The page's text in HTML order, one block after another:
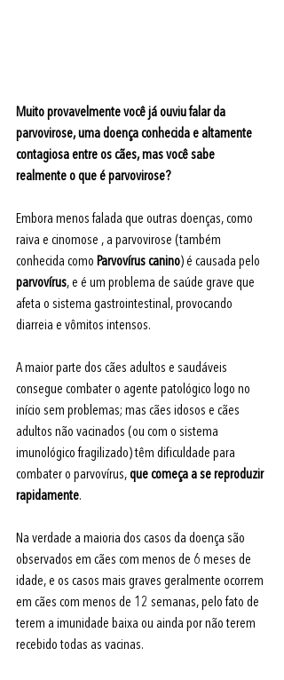
Muito provavelmente você já ouviu falar da
parvovirose, uma doença conhecida e altamente
contagiosa entre os cães, mas você sabe
realmente o que é parvovirose?
Embora menos falada que outras doenças, como
raiva e cinomose , a parvovirose (também
conhecida como Parvovírus canino) é causada pelo
parvovírus, e é um problema de saúde grave que
afeta o sistema gastrointestinal, provocando
diarreia e vômitos intensos.
A maior parte dos cães adultos e saudáveis
consegue combater o agente patológico logo no
início sem problemas; mas cães idosos e cães
adultos não vacinados (ou com o sistema
imunológico fragilizado) têm dificuldade para
combater o parvovírus, que começa a se reproduzir
rapidamente.
Na verdade a maioria dos casos da doença são
observados em cães com menos de 6 meses de
idade, e os casos mais graves geralmente ocorrem
em cães com menos de 12 semanas, pelo fato de
terem a imunidade baixa ou ainda por não terem
recebido todas as vacinas.